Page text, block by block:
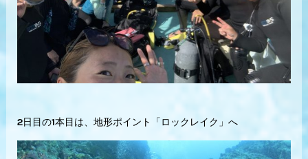
2日目の1本目は、地形ポイント「ロックレイク」へ